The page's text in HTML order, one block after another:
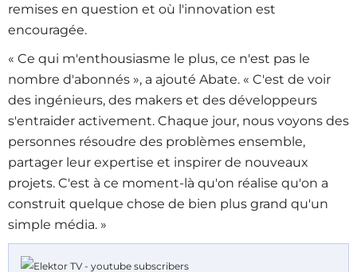
remises en question et où l'innovation est
encouragée.
« Ce qui m'enthousiasme le plus, ce n'est pas le
nombre d'abonnés », a ajouté Abate. « C'est de voir
des ingénieurs, des makers et des développeurs
s'entraider activement. Chaque jour, nous voyons des
personnes résoudre des problèmes ensemble,
partager leur expertise et inspirer de nouveaux
projets. C'est à ce moment-là qu'on réalise qu'on a
construit quelque chose de bien plus grand qu'un
simple média. »